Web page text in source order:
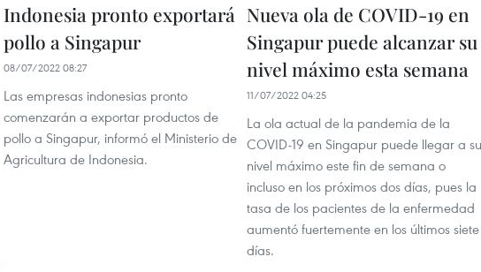
Indonesia pronto exportará
pollo a Singapur
08/07/2022 08:27
Las empresas indonesias pronto
comenzarán a exportar productos de
pollo a Singapur, informó el Ministerio de
Agricultura de Indonesia.
Nueva ola de COVID-19 en
Singapur puede alcanzar su
nivel máximo esta semana
11/07/2022 04:25
La ola actual de la pandemia de la
COVID-19 en Singapur puede llegar a su
nivel máximo este fin de semana o
incluso en los próximos dos días, pues la
tasa de los pacientes de la enfermedad
aumentó fuertemente en los últimos siete
días.